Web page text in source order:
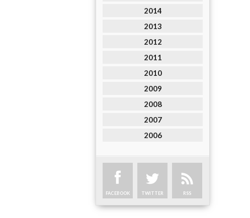
2014
2013
2012
2011
2010
2009
2008
2007
2006
FACEBOOK TWITTER RSS